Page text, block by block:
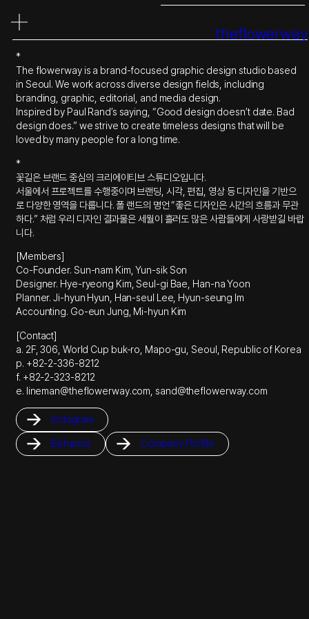
텐
츠
theflowerway
*
The flowerway is a brand-focused graphic design studio based
in Seoul. We work across diverse design fields, including
branding, graphic, editorial, and media design.
Inspired by Paul Rand’s saying, “Good design doesn’t date. Bad
design does.” we strive to create timeless designs that will be
loved by many people for a long time.
*
꽃길은 브랜드 중심의 크리에이티브 스튜디오입니다.
서울에서 프로젝트를 수행중이며 브랜딩, 시각, 편집, 영상 등 디자인을 기반으
로 다양한 영역을 다룹니다. 폴 랜드의 명언 “좋은 디자인은 시간의 흐름과 무관
하다.” 처럼 우리 디자인 결과물은 세월이 흘러도 많은 사람들에게 사랑받길 바랍
니다.
[Members]
Co-Founder. Sun-nam Kim, Yun-sik Son
Designer. Hye-ryeong Kim, Seul-gi Bae, Han-na Yoon
Planner. Ji-hyun Hyun, Han-seul Lee, Hyun-seung Im
Accounting. Go-eun Jung, Mi-hyun Kim
[Contact]
a. 2F, 306, World Cup buk-ro, Mapo-gu, Seoul, Republic of Korea
p. +82-2-336-8212
f. +82-2-323-8212
e. lineman@theflowerway.com, sand@theflowerway.com
Instagram
Behance Company Profile